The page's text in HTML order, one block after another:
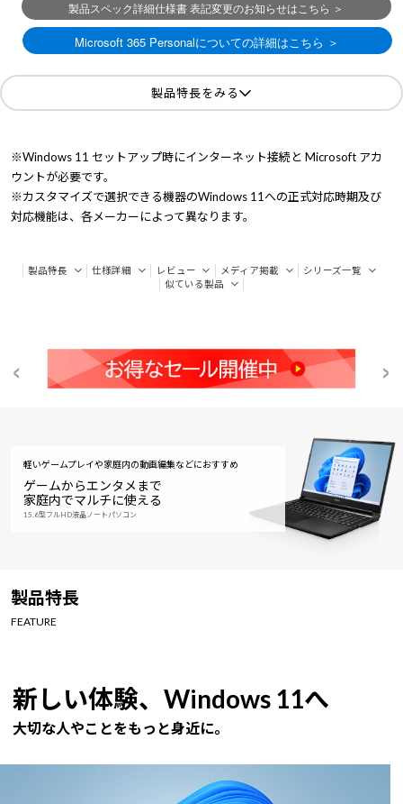
製品特長をみる
※Windows 11 セットアップ時にインターネット接続と Microsoft アカ
ウントが必要です。
※カスタマイズで選択できる機器のWindows 11への正式対応時期及び
対応機能は、各メーカーによって異なります。
製品特長 仕様詳細 レビュー メディア掲載
シリーズ一覧
似ている製品
軽いゲームプレイや家庭内の動画編集などにおすすめ
ゲームからエンタメまで
家庭内でマルチに使える
15.6型フルHD液晶ノートパソコン
製品特長
FEATURE
新しい体験、Windows 11へ
大切な人やことをもっと身近に。